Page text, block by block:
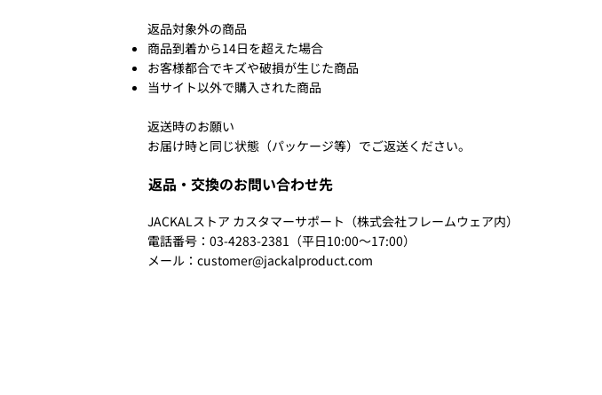
返品対象外の商品
商品到着から14日を超えた場合
お客様都合でキズや破損が生じた商品
当サイト以外で購入された商品
返送時のお願い
​お届け時と同じ状態（パッケージ等）でご返送ください。
JACKALストア カスタマーサポート（株式会社フレームウェア内）
電話番号：03-4283-2381（平日10:00～17:00）
メール：customer@jackalproduct.com
返品・交換のお問い合わせ先